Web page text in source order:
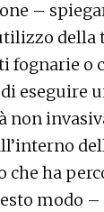
–
della
fognarie o
eseguire
non
che ha
modo